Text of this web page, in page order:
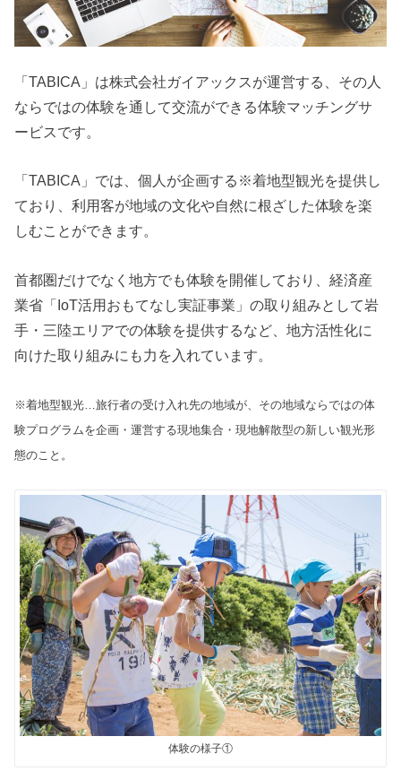
「TABICA」は株式会社ガイアックスが運営する、その人
ならではの体験を通して交流ができる体験マッチングサ
ービスです。
「TABICA」では、個人が企画する※着地型観光を提供し
ており、利用客が地域の文化や自然に根ざした体験を楽
しむことができます。
首都圏だけでなく地方でも体験を開催しており、経済産
業省「IoT活用おもてなし実証事業」の取り組みとして岩
手・三陸エリアでの体験を提供するなど、地方活性化に
向けた取り組みにも力を入れています。
※着地型観光…旅行者の受け入れ先の地域が、その地域ならではの体
験プログラムを企画・運営する現地集合・現地解散型の新しい観光形
態のこと。
体験の様子①